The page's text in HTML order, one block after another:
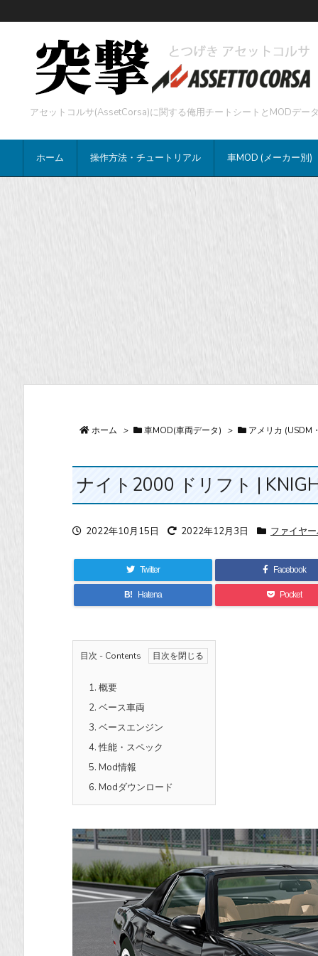
アセットコルサ(AssetCorsa)に関する俺用チートシートとMODデ
ホーム 操作方法・チュートリアル 車MOD (メーカー別)
ホーム > 車MOD(車両データ) > アメリカ (USDM
ナイト2000 ドリフト |
2022年10月15日 2022年12月3日 ファイヤ
Twitter Facebook
B! Hatena Pocket
目次 - Contents
1. 概要
2. ベース車両
3. ベースエンジン
4.性能・スペック
5. Mod情報
6. Modダウンロード